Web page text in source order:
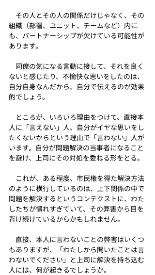
その人とその人の関係だけじゃなく、その
組織（部署、ユニット、チームなど）内に
も、パートナーシップが欠けている可能性が
あります。
同僚の気になる言動に接して、それを良く
ないと感じたり、不愉快な思いをしたのは、
自分自身なんだから、自分で伝えるのが効果
的でしょう。
ところが、いろいろ理由をつけて、直接本
人に「言えない」人、自分がイヤな思いをし
たくないからという理由で「言わない」人が
います。自分が問題解決の当事者になること
を避け、上司にその対処を委ねる形をとる。
これが、ある程度、市民権を得た解決方法
のように横行しているのは、上下関係の中で
問題を解決するというコンテクストに、わた
したちが慣れすぎていて、その弊害から目を
背け続けているからかもしれません。
直接、本人に言わないことの弊害はいくつ
もありますが、「わたしから聞いたことは言
わないでください」と上司に解決を持ち込む
人には、何が起きるでしょうか。